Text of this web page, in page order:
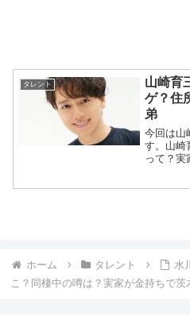
タレント
山崎育
ゲ？住
弟
今回は山
す。山崎
って？実
ホーム タレント
水
こ？同棲中の噂は？実家が金持ちで茨